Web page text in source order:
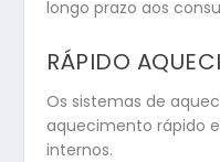
longo prazo aos
RÁPIDO
Os sistemas de
aquecimento rápido
internos.